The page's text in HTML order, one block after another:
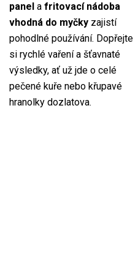
panel a fritovací nádoba
vhodná do myčky zajistí
pohodlné používání. Dopřejte
si rychlé vaření a šťavnaté
výsledky, ať už jde o celé
pečené kuře nebo křupavé
hranolky dozlatova.